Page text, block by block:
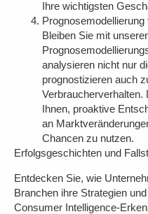
Ihre wichtigsten
Bleiben Sie mit
analysieren nicht nur
prognostizieren auch
Verbraucherverhalten.
Ihnen, proaktive
an
Chancen zu nutzen.
Erfolgsgeschichten und
Entdecken Sie, wie
Branchen ihre Strategien
Consumer Intelligence-